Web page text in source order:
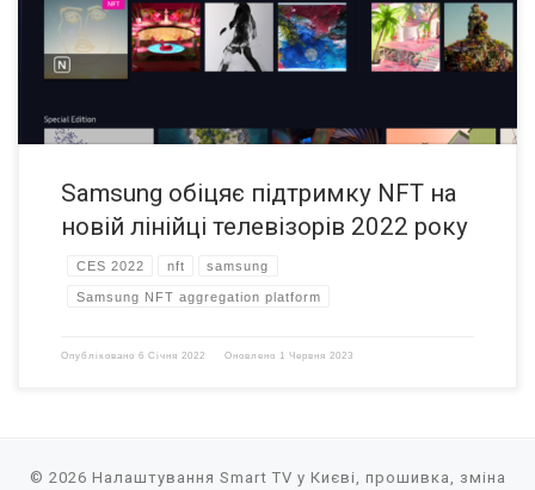
демонструючи їх на екрані телевізора? Якимось чином ми
опинилися у світі, де це стане реальністю: Samsung заявляє, що […]
Samsung обіцяє підтримку NFT на
новій лінійці телевізорів 2022 року
CES 2022 nft samsung
Samsung NFT aggregation platform
Опубліковано 6 Січня 2022 Оновлено 1 Червня 2023
© 2026 Налаштування Smart TV у Києві, прошивка, зміна